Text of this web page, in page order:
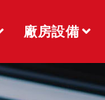
廠房設備